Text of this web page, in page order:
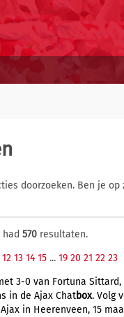
doorzoeken. Ben je
had 570 resultaten.
12 13 14 15 ... 19 20 21 22 23
3-0 van Fortuna Sittard,
in de Ajax Chatbox. Volg
in Heerenveen, 15